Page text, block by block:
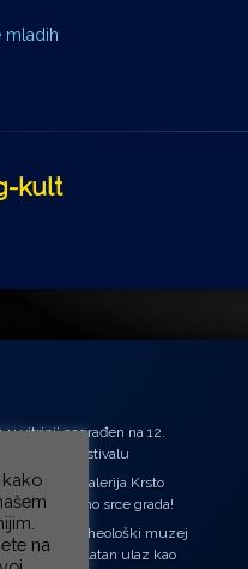
mladih
kult
u vitrini’ nagrađen na 12.
Film Festivalu
Galerija Krsto
kući, u samo srce grada!
2.8.2026.) Arheološki muzej
Besplatan ulaz kao
kako
na